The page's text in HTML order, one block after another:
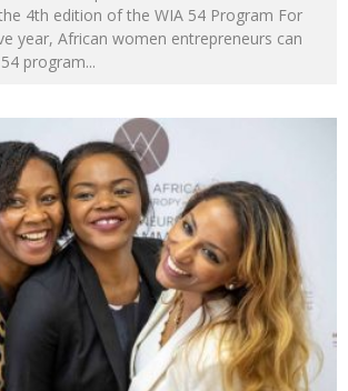
4th edition of the WIA 54 Program For
year, African women entrepreneurs can
program...